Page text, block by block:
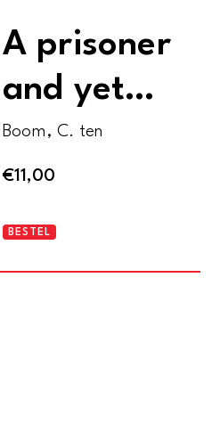
A prisoner
and yet…
Boom, C. ten
€11,00
ABESTEL